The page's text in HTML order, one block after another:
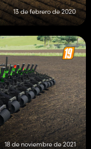
13 de febrero de 2020
18 de noviembre de 2021